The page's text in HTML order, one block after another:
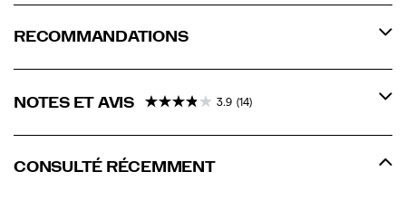
RECOMMANDATIONS
NOTES ET AVIS 3.9 (14)
CONSULTÉ RÉCEMMENT